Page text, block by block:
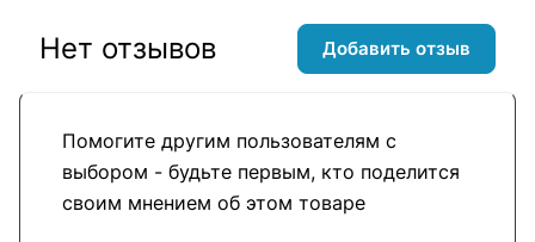
Помогите другим пользователям с
выбором - будьте первым, кто поделится
своим мнением об этом товаре
Нет отзывов Добавить отзыв